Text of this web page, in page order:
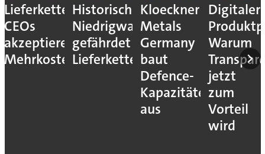
Lieferkettenresilienz:
CEOs
akzeptieren
Mehrkosten
Historisches
Niedrigwasser
gefährdet
Lieferketten
Kloeckner
Metals
Germany
baut
Defence-
Kapazitäten
aus
Digitaler
Warum
jetzt
zum
Vorteil
wird